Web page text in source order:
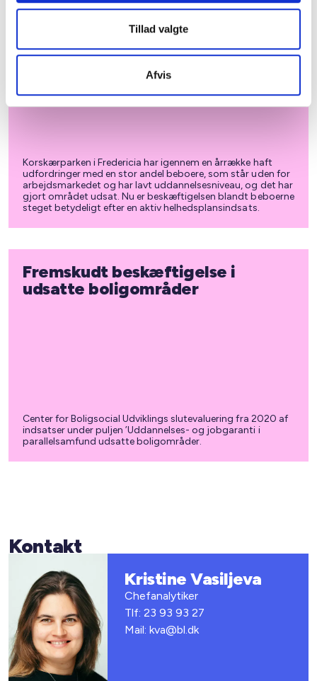
Tillad valgte
Afvis
Korskærparken - helhedsplan med
fokus på beskæftigelse
Korskærparken i Fredericia har igennem en årrække haft
udfordringer med en stor andel beboere, som står uden for
arbejdsmarkedet og har lavt uddannelsesniveau, og det har
gjort området udsat. Nu er beskæftigelsen blandt beboerne
steget betydeligt efter en aktiv helhedsplansindsats.
Fremskudt beskæftigelse i
udsatte boligområder
Center for Boligsocial Udviklings slutevaluering fra 2020 af
indsatser under puljen ’Uddannelses- og jobgaranti i
parallelsamfund udsatte boligområder.
Kontakt
Kristine Vasiljeva
Chefanalytiker
Tlf: 23 93 93 27
Mail: kva@bl.dk